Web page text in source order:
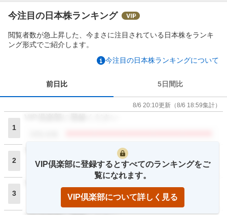
今注目の日本株ランキング
閲覧者数が急上昇した、今まさに注目されている日本株をランキ
ング形式でご紹介します。
今注目の日本株ランキングについて
前日比 5日間比
8/6 20:10更新 （8/6 18:59集計）
1
2
VIP倶楽部に登録ください
閲覧者数
3
VIP倶楽部に登録するとすべてのランキングをご
覧になれます。
VIP倶楽部について詳しく見る